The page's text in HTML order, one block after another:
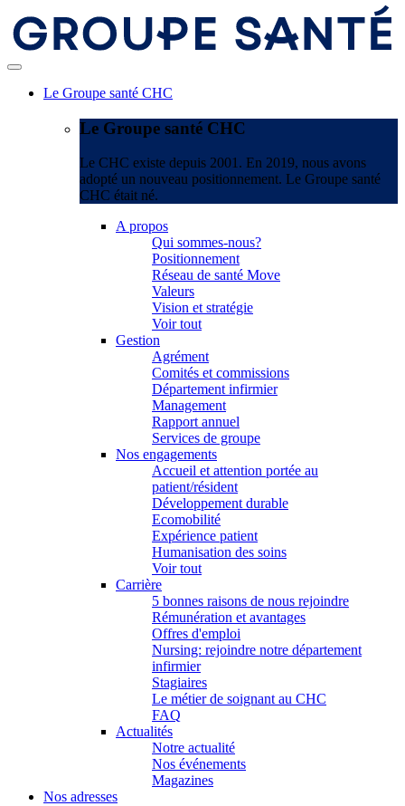
Le Groupe santé CHC
Le Groupe santé CHC
Le CHC existe depuis 2001. En 2019, nous avons
adopté un nouveau positionnement. Le Groupe santé
CHC était né.
A propos
Qui sommes-nous?
Positionnement
Réseau de santé Move
Valeurs
Vision et stratégie
Voir tout
Gestion
Agrément
Comités et commissions
Département infirmier
Management
Rapport annuel
Services de groupe
Nos engagements
Accueil et attention portée au
patient/résident
Développement durable
Ecomobilité
Expérience patient
Humanisation des soins
Voir tout
Carrière
5 bonnes raisons de nous rejoindre
Rémunération et avantages
Offres d'emploi
Nursing: rejoindre notre département
infirmier
Stagiaires
Le métier de soignant au CHC
FAQ
Actualités
Notre actualité
Nos événements
Magazines
Nos adresses